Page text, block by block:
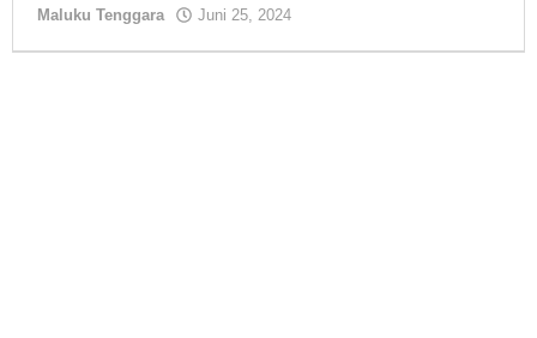
Maluku Tenggara Juni 25, 2024